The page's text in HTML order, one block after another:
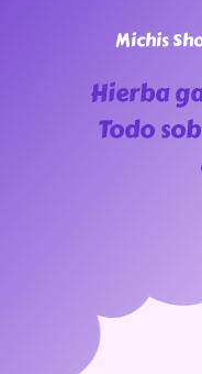
Michis
Hierba
Todo